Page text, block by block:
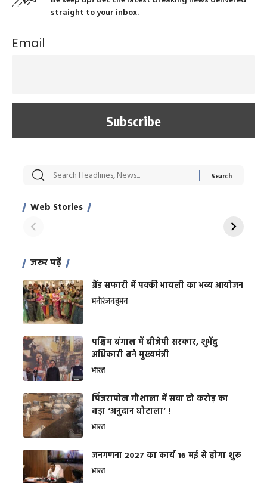
straight to your inbox.
Email
Web Stories
सट्टेबाजी में अरेस्ट हुए
साहिल खान
रोज एक कच्चे लहसुन
जरूर पढ़ें
ग्रैंड सफारी में पक्की भायली का भव्य आयोजन
मनोरंजनवुमन
पश्चिम बंगाल में बीजेपी सरकार, शुभेंदु
अधिकारी बने मुख्यमंत्री
भारत
​पिंजरापोल गौशाला में सवा दो करोड़ का
बड़ा ‘अनुदान घोटाला’ !
भारत
जनगणना 2027 का कार्य 16 मई से होगा शुरू
भारत